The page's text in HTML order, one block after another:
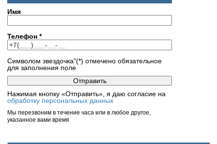
Имя
Телефон *
Символом звездочка"(*) отмечено обязательное
для заполнения поле
Нажимая кнопку «Отправить», я даю согласие на
обработку персональных данных
Мы перезвоним в течение часа или в любое другое,
указанное вами время